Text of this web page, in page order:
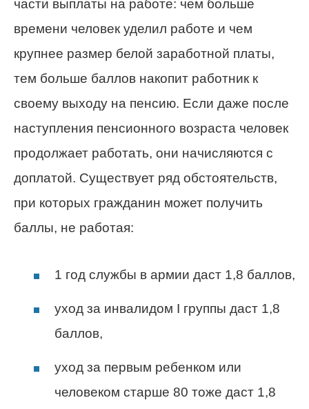
части выплаты на работе: чем больше
времени человек уделил работе и чем
крупнее размер белой заработной платы,
тем больше баллов накопит работник к
своему выходу на пенсию. Если даже после
наступления пенсионного возраста человек
продолжает работать, они начисляются с
доплатой. Существует ряд обстоятельств,
при которых гражданин может получить
баллы, не работая:
1 год службы в армии даст 1,8 баллов,
уход за инвалидом I группы даст 1,8
баллов,
уход за первым ребенком или
человеком старше 80 тоже даст 1,8